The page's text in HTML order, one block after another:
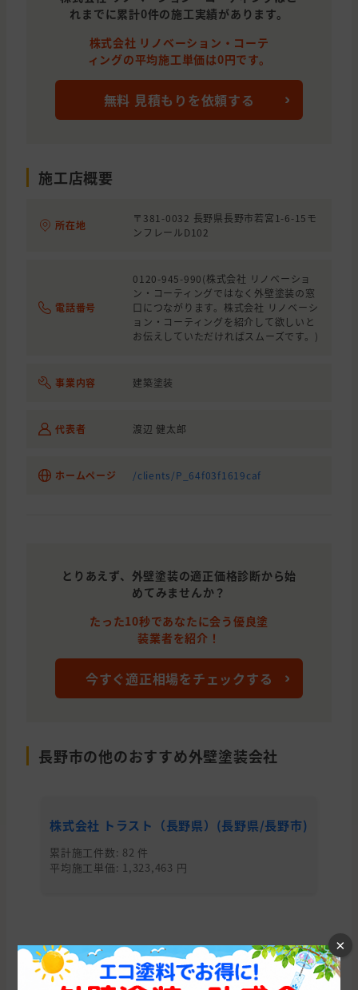
れまでに累計0件の施工実績があります。
株式会社 リノベーション・コーテ
ィングの平均施工単価は0円です。
無料 見積もりを依頼する
施工店概要
所在地
〒381-0032 長野県長野市若宮1-6-15モ
ンフレールD102
電話番号
0120-945-990(株式会社 リノベーショ
ン・コーティングではなく外壁塗装の窓
口につながります。株式会社 リノベーシ
ョン・コーティングを紹介して欲しいと
お伝えしていただければスムーズです。)
事業内容 建築塗装
代表者 渡辺 健太郎
ホームページ /clients/P_64f03f1619caf
とりあえず、外壁塗装の適正価格診断から始
めてみませんか？
たった10秒であなたに会う優良塗
装業者を紹介！
今すぐ適正相場をチェックする
長野市の他のおすすめ外壁塗装会社
株式会社 トラスト（長野県）(長野県/長野市)
累計施工件数: 82 件
平均施工単価: 1,323,463 円
長野県の他の市区町村から外壁塗装会社を
探す
×